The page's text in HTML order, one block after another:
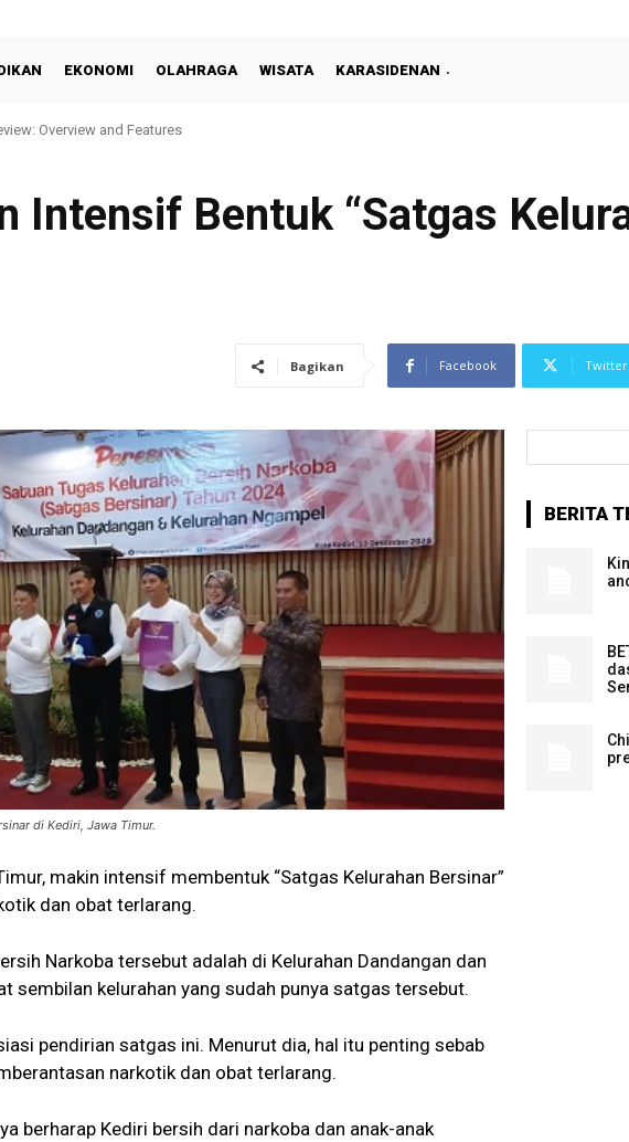
EKONOMI OLAHRAGA WISATA KARASIDENAN
Overview and Features
Intensif Bentuk “Satgas
Bagikan Facebook Twitter
di Kediri, Jawa Timur.
makin intensif membentuk “Satgas Kelurahan Bersinar”
dan obat terlarang.
Narkoba tersebut adalah di Kelurahan Dandangan dan
sembilan kelurahan yang sudah punya satgas tersebut.
pendirian satgas ini. Menurut dia, hal itu penting sebab
narkotik dan obat terlarang.
berharap Kediri bersih dari narkoba dan anak-anak
BERITA